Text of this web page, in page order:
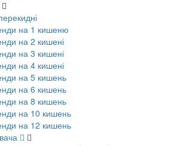
на 1 кишеню
на 2 кишені
на 3 кишені
на 4 кишені
на 5 кишень
на 6 кишень
на 8 кишень
на 10 кишень
на 12 кишень